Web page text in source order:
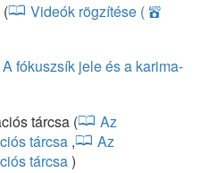
( Videók rögzítése (b
A fókuszsík jele és a karima-
tárcsa (
Az
tárcsa ,
Az
tárcsa)